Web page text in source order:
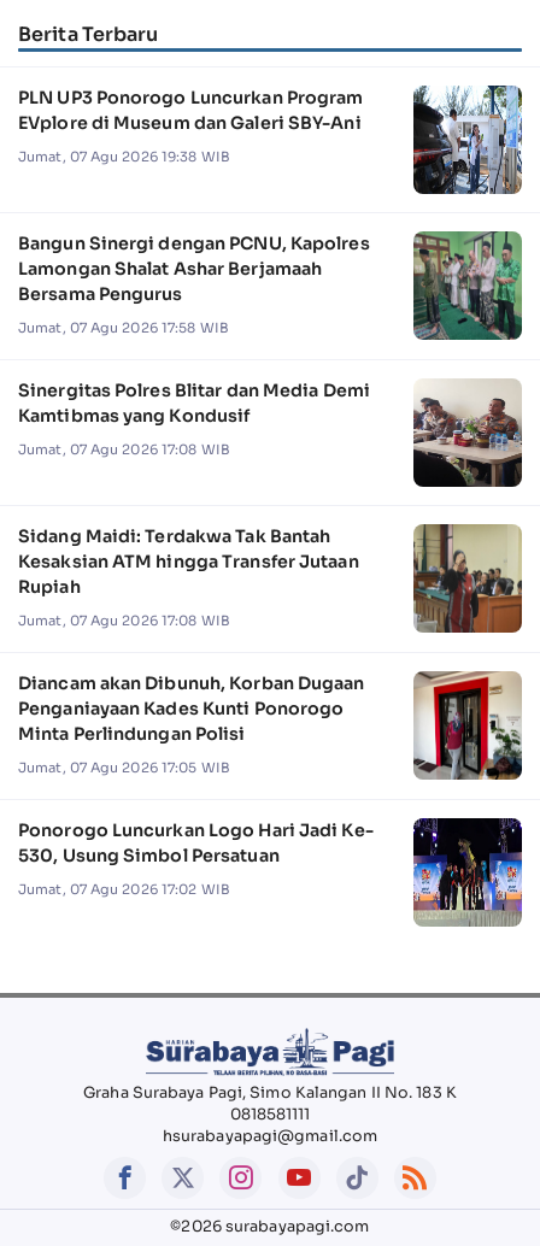
Berita Terbaru
PLN UP3 Ponorogo Luncurkan Program
EVplore di Museum dan Galeri SBY-Ani
Jumat, 07 Agu 2026 19:38 WIB
Bangun Sinergi dengan PCNU, Kapolres
Lamongan Shalat Ashar Berjamaah
Bersama Pengurus
Jumat, 07 Agu 2026 17:58 WIB
Sinergitas Polres Blitar dan Media Demi
Kamtibmas yang Kondusif
Jumat, 07 Agu 2026 17:08 WIB
Sidang Maidi: Terdakwa Tak Bantah
Kesaksian ATM hingga Transfer Jutaan
Rupiah
Jumat, 07 Agu 2026 17:08 WIB
Diancam akan Dibunuh, Korban Dugaan
Penganiayaan Kades Kunti Ponorogo
Minta Perlindungan Polisi
Jumat, 07 Agu 2026 17:05 WIB
Ponorogo Luncurkan Logo Hari Jadi Ke-
530, Usung Simbol Persatuan
Jumat, 07 Agu 2026 17:02 WIB
Graha Surabaya Pagi, Simo Kalangan II No. 183 K
0818581111
hsurabayapagi@gmail.com
©2026 surabayapagi.com